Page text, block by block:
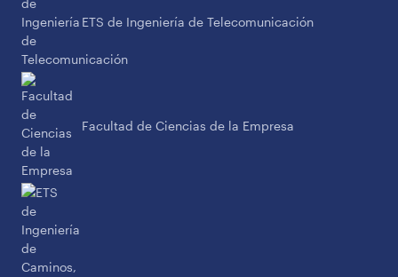
ETS de Ingeniería de Telecomunicación
Facultad de Ciencias de la Empresa